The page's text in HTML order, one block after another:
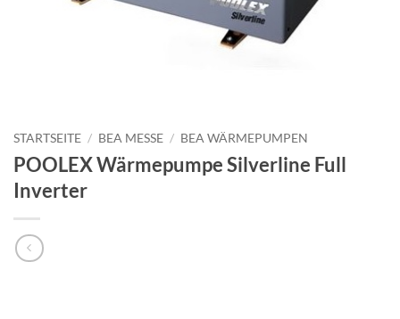
STARTSEITE / BEA MESSE / BEA WÄRMEPUMPEN
POOLEX Wärmepumpe Silverline Full
Inverter